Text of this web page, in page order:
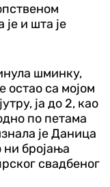
и шта је
шминку,
остао са мојом
ја до 2, као
по петама
је Даница
ни бројања
свадбеног